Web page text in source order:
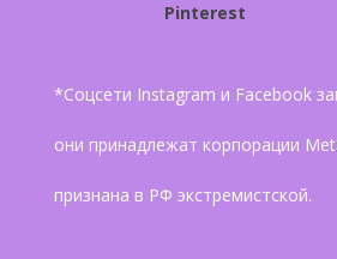
Pinterest
*Соцсети Instagram и Facebook
они принадлежат корпорации
признана в РФ экстремистской.